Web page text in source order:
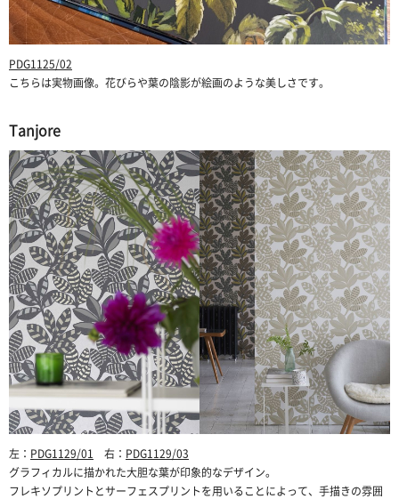
PDG1125/02
こちらは実物画像。花びらや葉の陰影が絵画のような美しさです。
Tanjore
左： PDG1129/01 右： PDG1129/03
グラフィカルに描かれた大胆な葉が印象的なデザイン。
フレキソプリントとサーフェスプリントを用いることによって、手描きの雰囲